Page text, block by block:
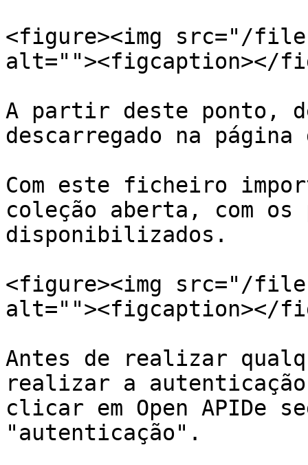
<figure><img src="/
alt=""><figcaption></
A partir deste ponto,
descarregado na
Com este ficheiro
coleção aberta, com
disponibilizados.
<figure><img src="/
alt=""><figcaption></
Antes de realizar
realizar a
clicar em Open APIDe
"autenticação".